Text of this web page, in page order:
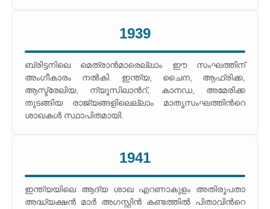
1939
ബ്രിട്ടനിലെ മെത്രാന്‍മാരെല്ലാം ഈ സംഘത്തിന്
അംഗീകാരം നല്‍കി. ഇന്ത്യ, ചൈന, ആഫ്രിക്ക,
ആസ്ട്രേലിയ, ന്യൂസിലാന്‍റ്, കാനഡ, അമേരിക്ക
തുടങ്ങിയ രാജ്യങ്ങളിലെല്ലാം മാതൃസംഘത്തിന്‍റെ
ശാഖകള്‍ സ്ഥാപിതമായി.
1941
ഇന്ത്യയിലെ ആദ്യ ശാഖ എറണാകുളം അതിരൂപതാ
അദ്ധ്യക്ഷന്‍ മാര്‍ അഗസ്റ്റിന്‍ കണ്ടത്തില്‍ പിതാവിന്‍റെ